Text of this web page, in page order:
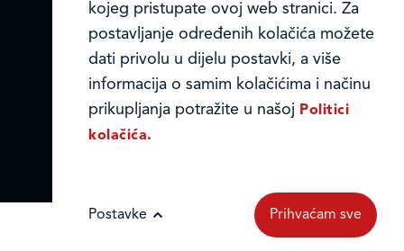
© LEDO plus d.o.o. 2026.
kojeg pristupate ovoj web stranici. Za
postavljanje određenih kolačića možete
dati privolu u dijelu postavki, a više
informacija o samim kolačićima i načinu
prikupljanja potražite u našoj Politici
kolačića.
IZABERITE KOLAČIĆE NA STRANICI
Omogućite ili onemogućite web-
stranici upotrebu funkcionalnih i/ili
reklamnih kolačića opisanih u nastavku:
Nužni (tehnički) kolačići
Postavke Prihvaćam sve